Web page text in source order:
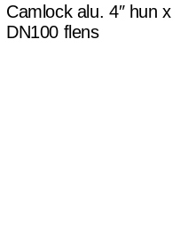
Camlock alu. 4″ hun x
DN100 flens